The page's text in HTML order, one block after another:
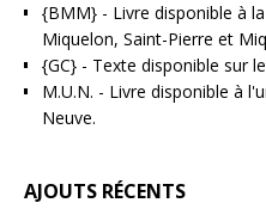
{BMM} - Livre disponible à
Miquelon, Saint-Pierre et
{GC} - Texte disponible sur
M.U.N. - Livre disponible à
Neuve.
AJOUTS RÉCENTS